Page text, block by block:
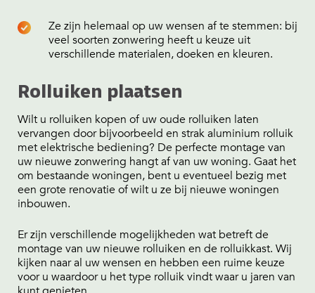
Ze zijn helemaal op uw wensen af te stemmen: bij
veel soorten zonwering heeft u keuze uit
verschillende materialen, doeken en kleuren.
Rolluiken plaatsen
Wilt u rolluiken kopen of uw oude rolluiken laten
vervangen door bijvoorbeeld en strak aluminium rolluik
met elektrische bediening? De perfecte montage van
uw nieuwe zonwering hangt af van uw woning. Gaat het
om bestaande woningen, bent u eventueel bezig met
een grote renovatie of wilt u ze bij nieuwe woningen
inbouwen.
Er zijn verschillende mogelijkheden wat betreft de
montage van uw nieuwe rolluiken en de rolluikkast. Wij
kijken naar al uw wensen en hebben een ruime keuze
voor u waardoor u het type rolluik vindt waar u jaren van